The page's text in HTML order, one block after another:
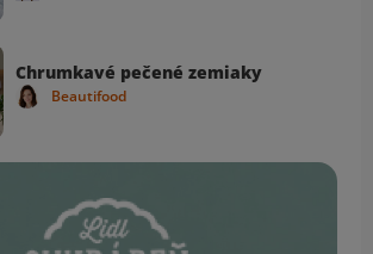
Chrumkavé pečené zemiaky
Beautifood